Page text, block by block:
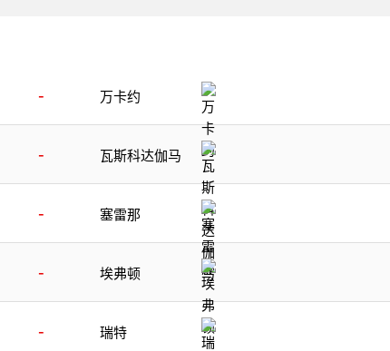
- 万卡约
- 瓦斯科达伽马
- 塞雷那
- 埃弗顿
- 瑞特